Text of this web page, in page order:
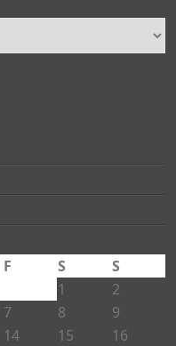
F S
S
1
2
7 8
9
14 15
16